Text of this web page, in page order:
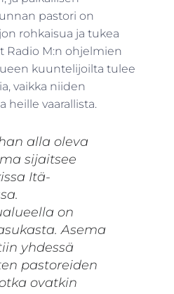
pastori on
rohkaisua ja tukea
Radio M:n ohjelmien
kuuntelijoilta tulee
vaikka niiden
heille vaarallista.
alla oleva
sijaitsee
Itä-
on
Asema
yhdessä
pastoreiden
ovatkin